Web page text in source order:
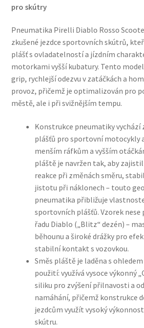
pro skútry
Pneumatika Pirelli Diablo Rosso
zkušené jezdce sportovních skútrů,
plášť s ovladatelností a jízdním
motorkami vyšší kubatury. Tento
grip, rychlejší odezvu v zatáčkách a
provoz, přičemž je optimalizován pro
městě, ale i při svižnějším tempu.
Konstrukce pneumatiky vychází
plášťů pro sportovní motocykly
menším ráfkům a vyšším
pláště je navržen tak, aby
reakce při změnách směru,
jistotu při náklonech – touto
pneumatika přibližuje
sportovních plášťů. Vzorek nese
řadu Diablo („Blitz“ dezén) –
běhounu a široké drážky pro
stabilní kontakt s vozovkou.
Směs pláště je laděna s
použití: využívá vysoce výkonný
siliku pro zvýšení přilnavosti a
namáhání, přičemž konstrukce
jezdcům využít vysoký
skútru.